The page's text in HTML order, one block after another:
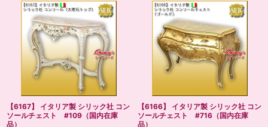
【6167】 イタリア製 シリック社 コン
ソールチェスト #109（国内在庫
品）
【6166】 イタリア製 シリック社 コン
ソールチェスト #716（国内在庫
品）